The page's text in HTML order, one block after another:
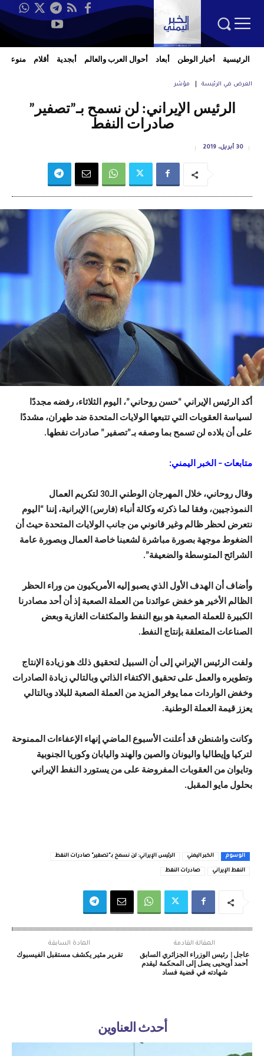
الرئيسية أخبار الوطن أبعاد أحوال العرب والعالم أبجدية أقلام منوعات
العرض في الرئيسة مؤشر
الرئيس الإيراني: لن نسمح بـ”تصفير”
صادرات النفط
30 أبريل، 2019
أكد الرئيس الإيراني “حسن روحاني”، اليوم الثلاثاء، رفضه مجددًا
لسياسة العقوبات التي تتبعها الولايات المتحدة ضد طهران، مشددًا
على أن بلاده لن تسمح بما وصفه بـ”تصفير” صادرات نفطها.
متابعات – الخبر اليمني:
وقال روحاني، خلال المهرجان الوطني الـ30 لتكريم العمال
النموذجيين، وفقا لما ذكرته وكالة أنباء (فارس) الإيرانية، إننا “اليوم
نتعرض لحظر ظالم وغير قانوني من جانب الولايات المتحدة حيث أن
الضغوط موجهة بصورة مباشرة لشعبنا خاصة العمال وبصورة عامة
الشرائح المتوسطة والضعيفة”.
وأضاف أن الهدف الأول الذي يصبو إليه الأمريكيون من وراء الحظر
الظالم الأخير هو خفض عوائدنا من العملة الصعبة إذ أن أحد مصادرنا
الكبيرة للعملة الصعبة هو بيع النفط والمكثفات الغازية وبعض
الصناعات المتعلقة بإنتاج النفط.
ولفت الرئيس الإيراني إلى أن السبيل لتحقيق ذلك هو زيادة الإنتاج
وتطويره والعمل على تحقيق الاكتفاء الذاتي وبالتالي زيادة الصادرات
وخفض الواردات مما يوفر المزيد من العملة الصعبة للبلاد وبالتالي
يعزز قيمة العملة الوطنية.
وكانت واشنطن قد أعلنت الأسبوع الماضي إنهاء الإعفاءات الممنوحة
لتركيا وإيطاليا واليونان والصين والهند واليابان وكوريا الجنوبية
وتايوان من العقوبات المفروضة على من يستورد النفط الإيراني
بحلول مايو المقبل.
الوسوم الخبر اليمني الرئيس الإيراني: لن نسمح بـ"تصفير" صادرات النفط
النفط الإيراني صادرات النفط
المادة السابقة
تقرير مثير يكشف مستقبل الفيسبوك
المقالة القادمة
عاجل| رئيس الوزراء الجزائري السابق
أحمد أويحيى يصل إلى المحكمة ليقدم
شهادته في قضية فساد
أحدث العناوين